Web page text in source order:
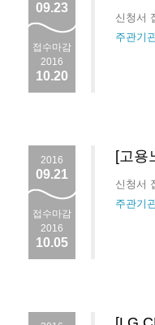
09.23
접수마감
2016
10.20
신청서
주관기
2016
09.21
접수마감
2016
10.05
[고용
신청서
주관기